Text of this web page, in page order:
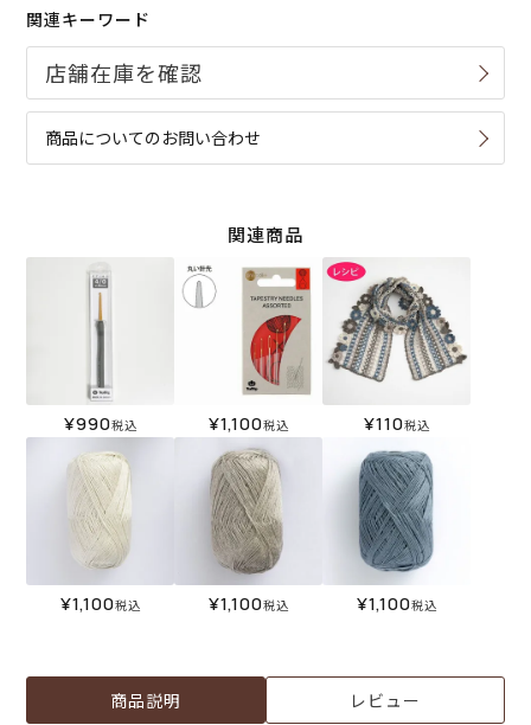
関連キーワード
商品についてのお問い合わせ
関連商品
¥990税込 ¥1,100税込 ¥110税込
¥1,100税込 ¥1,100税込 ¥1,100税込
商品説明 レビュー